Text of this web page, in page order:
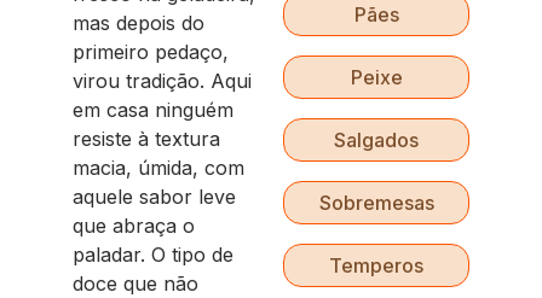
mas depois do
primeiro pedaço,
virou tradição. Aqui
em casa ninguém
resiste à textura
macia, úmida, com
aquele sabor leve
que abraça o
paladar. O tipo de
doce que não
Pães
Peixe
Salgados
Sobremesas
Temperos